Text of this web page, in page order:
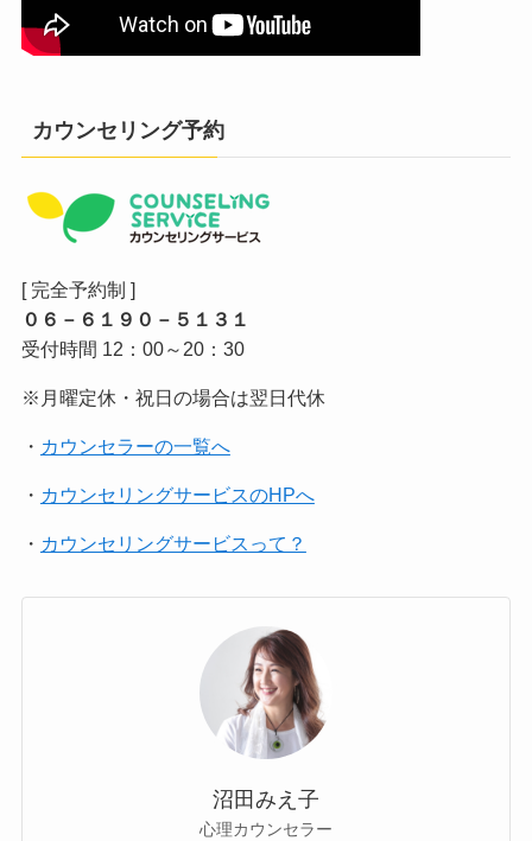
カウンセリング予約
[ 完全予約制 ]
０６－６１９０－５１３１
受付時間 12：00～20：30
※月曜定休・祝日の場合は翌日代休
・ カウンセラーの一覧へ
・ カウンセリングサービスのHPへ
・ カウンセリングサービスって？
沼田みえ子
心理カウンセラー